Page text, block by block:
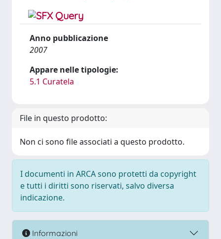
Anno pubblicazione
2007
Appare nelle tipologie:
5.1 Curatela
File in questo prodotto:
Non ci sono file associati a questo prodotto.
I documenti in ARCA sono protetti da copyright
e tutti i diritti sono riservati, salvo diversa
indicazione.
Informazioni